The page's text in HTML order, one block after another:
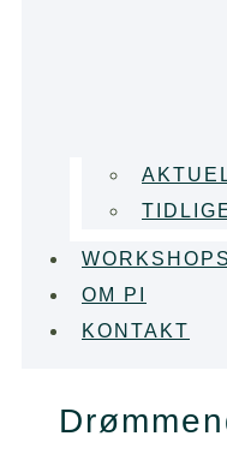
OM PI
KONTAKT